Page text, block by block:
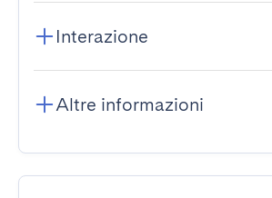
Interazione
Altre informazioni